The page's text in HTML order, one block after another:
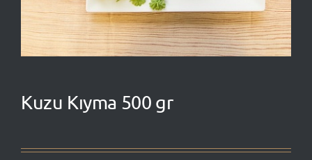
Kuzu Kıyma 500 gr